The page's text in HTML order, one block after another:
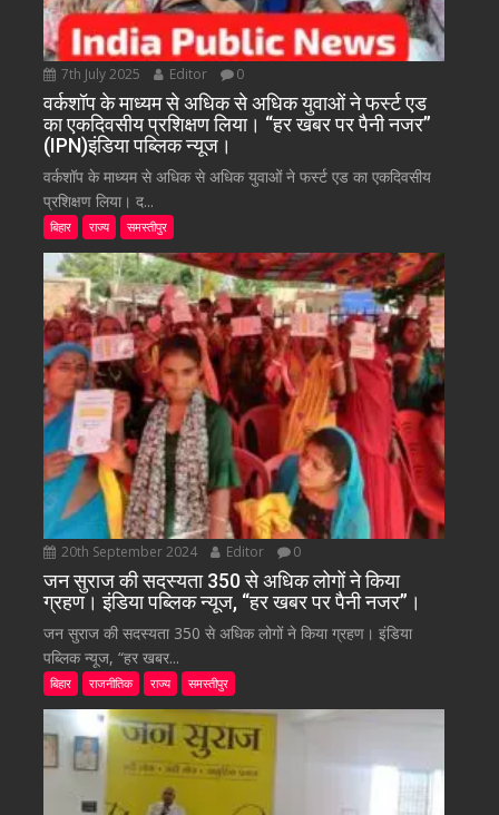
7th July 2025 Editor 0
वर्कशॉप के माध्यम से अधिक से अधिक युवाओं ने फर्स्ट एड
का एकदिवसीय प्रशिक्षण लिया। “हर खबर पर पैनी नजर”
(IPN)इंडिया पब्लिक न्यूज।
वर्कशॉप के माध्यम से अधिक से अधिक युवाओं ने फर्स्ट एड का एकदिवसीय
प्रशिक्षण लिया। द...
बिहार राज्य समस्तीपुर
20th September 2024 Editor 0
जन सुराज की सदस्यता 350 से अधिक लोगों ने किया
ग्रहण। इंडिया पब्लिक न्यूज, “हर खबर पर पैनी नजर”।
जन सुराज की सदस्यता 350 से अधिक लोगों ने किया ग्रहण। इंडिया
पब्लिक न्यूज, “हर खबर...
बिहार राजनीतिक राज्य समस्तीपुर